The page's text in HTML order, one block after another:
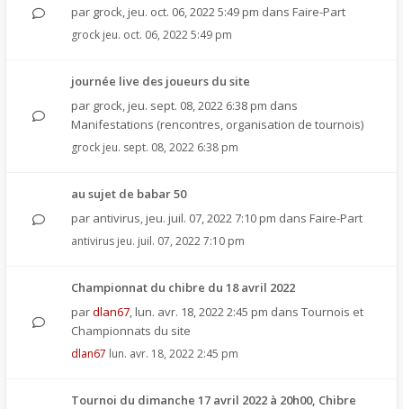
par grock, jeu. oct. 06, 2022 5:49 pm dans Faire-Part
grock jeu. oct. 06, 2022 5:49 pm
journée live des joueurs du site
par grock, jeu. sept. 08, 2022 6:38 pm dans
Manifestations (rencontres, organisation de tournois)
grock jeu. sept. 08, 2022 6:38 pm
au sujet de babar 50
par antivirus, jeu. juil. 07, 2022 7:10 pm dans Faire-Part
antivirus jeu. juil. 07, 2022 7:10 pm
Championnat du chibre du 18 avril 2022
pardlan67, lun. avr. 18, 2022 2:45 pm dans Tournois et
Championnats du site
dlan67 lun. avr. 18, 2022 2:45 pm
Tournoi du dimanche 17 avril 2022 à 20h00, Chibre